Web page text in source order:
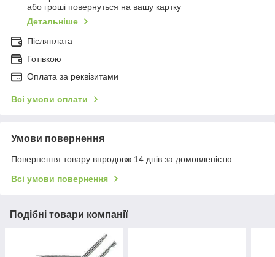
або гроші повернуться на вашу картку
Детальніше
Післяплата
Готівкою
Оплата за реквізитами
Всі умови оплати
Умови повернення
Повернення товару впродовж 14 днів за домовленістю
Всі умови повернення
Подібні товари компанії